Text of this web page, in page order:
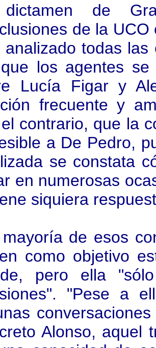
de
de la
analizado todas
los agentes
Lucía Figar y
frecuente y
contrario, que la
a De Pedro,
se constata
en numerosas
siquiera
de esos
como objetivo
pero ella
"Pese a
Alonso, aquel